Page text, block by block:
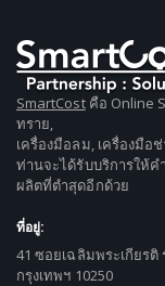
SmartCostคือ Online
ทราย,
เครื่องมือลม, เครื่องมือ
ท่านจะได้รับบริการให้
ผลิตที่ตำสุดอีกด้วย
ที่อยู่:
41 ซอยเฉลิมพระเกียรติ
กรุงเทพฯ 10250